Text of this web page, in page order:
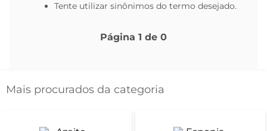
Tente utilizar sinônimos do termo desejado.
Página 1 de 0
Mais procurados da categoria